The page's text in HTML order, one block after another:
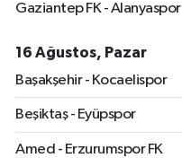
Gaziantep FK - Alanyaspor
16 Ağustos, Pazar
Başakşehir - Kocaelispor
Beşiktaş - Eyüpspor
Amed - Erzurumspor FK